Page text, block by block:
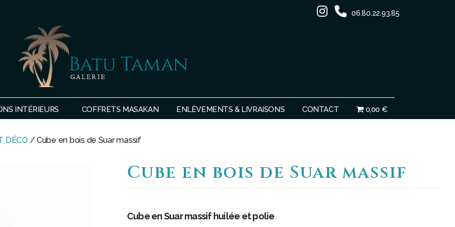
06.80.22.93.85
BATU
TAMAN
INTÉRIEURS COFFRETS MASAKAN ENLÈVEMENTS & LIVRAISONS CONTACT 0,00 €
DÉCO / Cube en bois de Suar massif
Cube en bois de Suar massif
Cube en Suar massif huilée et polie